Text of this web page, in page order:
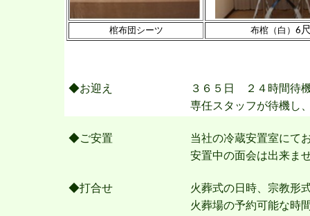
棺布団シーツ 布棺（白） 6
◆お迎え
３６５日 ２４時間待
専任スタッフが待機し
◆ご安置
当社の冷蔵安置室にて
安置中の面会は出来ま
◆打合せ
火葬式の日時、宗教形
火葬場の予約可能な時